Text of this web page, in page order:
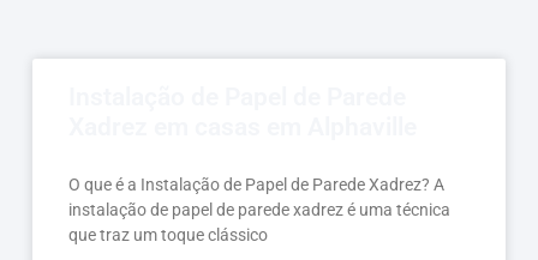
O que é a Instalação de Papel de Parede Xadrez? A
instalação de papel de parede xadrez é uma técnica
que traz um toque clássico